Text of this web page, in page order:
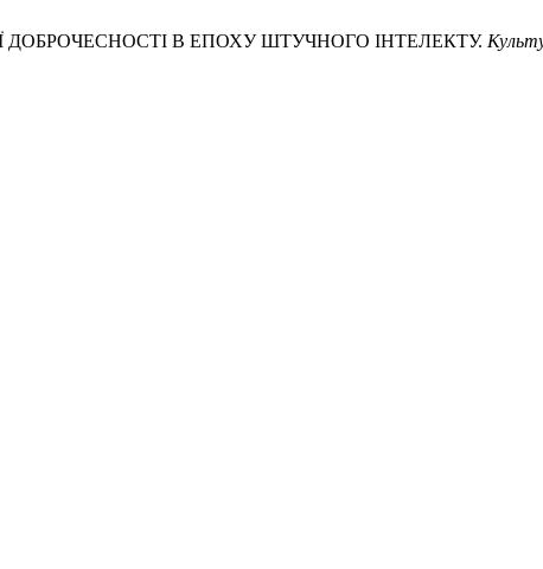
ДОБРОЧЕСНОСТІ В ЕПОХУ ШТУЧНОГО ІНТЕЛЕКТУ.